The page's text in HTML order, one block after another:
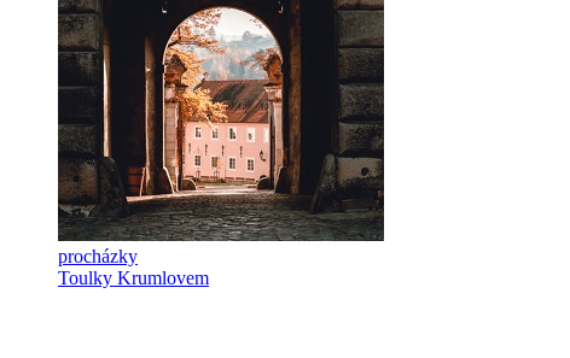
procházky
Toulky Krumlovem